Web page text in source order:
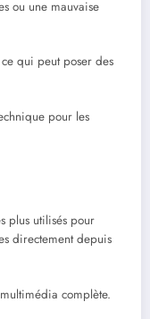
ou une mauvaise
qui peut poser des
pour les
plus utilisés pour
directement depuis
complète.